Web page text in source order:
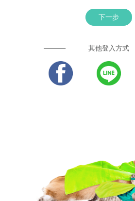
下一步
其他登入方式